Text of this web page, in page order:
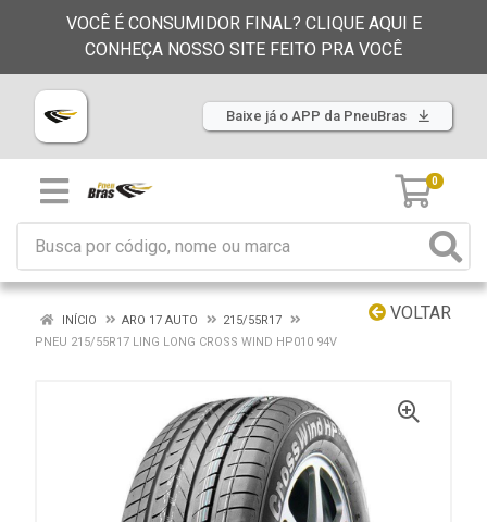
VOCÊ É CONSUMIDOR FINAL? CLIQUE AQUI E
CONHEÇA NOSSO SITE FEITO PRA VOCÊ
Baixe já o APP da PneuBras
0
VOLTAR
INÍCIO ARO 17 AUTO
215/55R17
PNEU 215/55R17 LING LONG CROSS WIND HP010 94V